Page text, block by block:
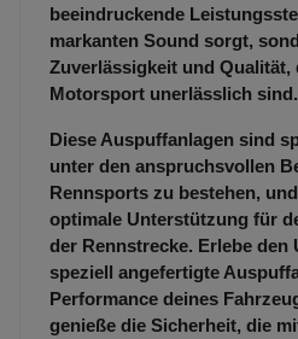
beeindruckende
markanten Sound sorgt,
Zuverlässigkeit und
Motorsport unerlässlich sind.
Diese Auspuffanlagen sind
unter den anspruchsvollen
Rennsports zu bestehen,
optimale Unterstützung für
der Rennstrecke. Erlebe den
speziell angefertigte
Performance deines
genieße die Sicherheit, die